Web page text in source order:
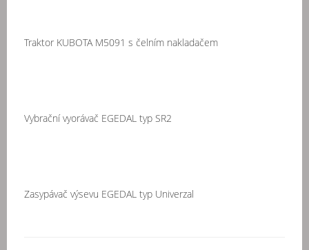
Traktor KUBOTA M5091 s čelním nakladačem
Vybrační vyorávač EGEDAL typ SR2
Zasypávač výsevu EGEDAL typ Univerzal